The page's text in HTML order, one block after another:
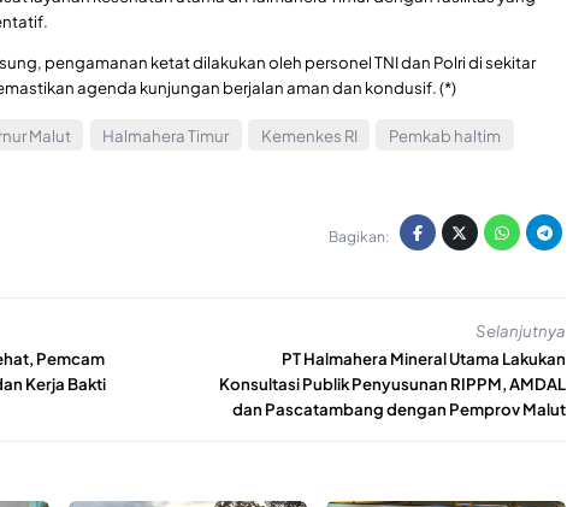
pengamanan ketat dilakukan oleh personel TNI dan Polri di sekitar
agenda kunjungan berjalan aman dan kondusif. (*)
Malut Halmahera Timur Kemenkes RI
Pemkab haltim
Bagikan:
Pemcam
Kerja Bakti
Selanjutnya
PT Halmahera Mineral Utama Lakukan
Konsultasi Publik Penyusunan RIPPM, AMDAL
dan Pascatambang dengan Pemprov Malut